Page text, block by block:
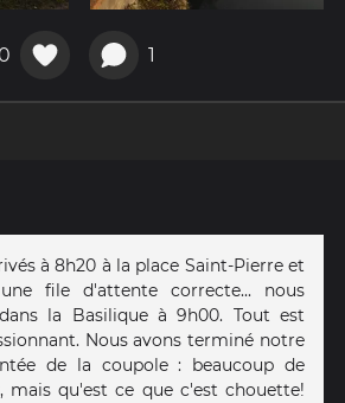
1
à 8h20 à la place Saint-Pierre et
file d'attente correcte... nous
la Basilique à 9h00. Tout est
Nous avons terminé notre
de la coupole : beaucoup de
mais qu'est ce que c'est chouette!